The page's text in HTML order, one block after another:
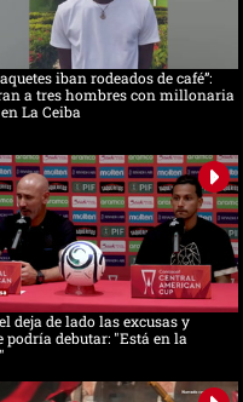
iban rodeados de café”:
a tres hombres con millonaria
La Ceiba
deja de lado las excusas y
podría debutar: "Está en la